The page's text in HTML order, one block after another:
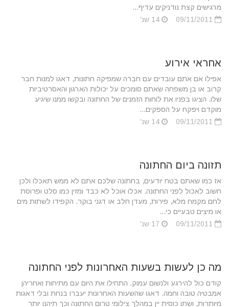
מרגישים קצת נודניקים עדיף...
אחראי אירוע
אפילו אם אתם עובדים עם חברה שמפיקה חתונות, דאגו למנות חבר
קרוב או בן משפחה שאתם סומכים על יכולות הארגון והאסרטיביות
שלו. הציגו בפניו את לוחות הזמנים של החתונה ובקשו ממנו שיגיע
מוקדם ויפקח על הספקים...
תזונה ביום החתונה
אז כמו שאתם בטח יודעים, בחתונה שלכם אתם לא ממש תאכלו ולכן
חשוב לאכול לפני החתונה. אכלו אוכל לא כבד ומזין כמו סלט ופרוסת
לחם מקמח מלא, פירות, מעדן חלב או דגני בוקר. הקפידו לשתות מים
או מיצים טבעיים כי...
מה כן לעשות בשעות האחרונות לפני החתונה
קודם כול להירגע ולנשום עמוק. התחילו את היום עם מתיחות ואחריהן
אמבטיה טובה וחמה. דאגו שהשעות האחרונות יעברו בנחת ובלי דאגות
מיותרות, ושתו כוסית יין במהלך צילומי טרום החתונה וכך תיהנו יותר